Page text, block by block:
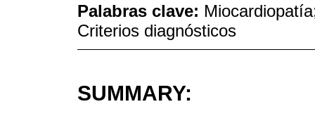
Palabras clave:
Criterios diagnósticos
SUMMARY: